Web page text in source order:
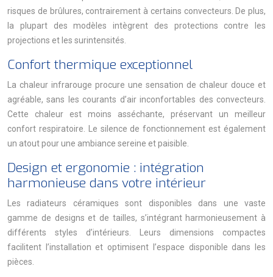
risques de brûlures, contrairement à certains convecteurs. De plus,
la plupart des modèles intègrent des protections contre les
projections et les surintensités.
Confort thermique exceptionnel
La chaleur infrarouge procure une sensation de chaleur douce et
agréable, sans les courants d’air inconfortables des convecteurs.
Cette chaleur est moins asséchante, préservant un meilleur
confort respiratoire. Le silence de fonctionnement est également
un atout pour une ambiance sereine et paisible.
Design et ergonomie : intégration
harmonieuse dans votre intérieur
Les radiateurs céramiques sont disponibles dans une vaste
gamme de designs et de tailles, s’intégrant harmonieusement à
différents styles d’intérieurs. Leurs dimensions compactes
facilitent l’installation et optimisent l’espace disponible dans les
pièces.